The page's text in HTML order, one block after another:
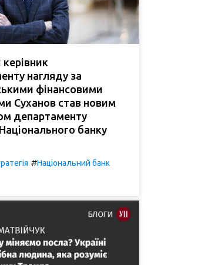
нагляду за
фінансовими
Суханов став новим
департаменту
Національного банку
#Національний банк